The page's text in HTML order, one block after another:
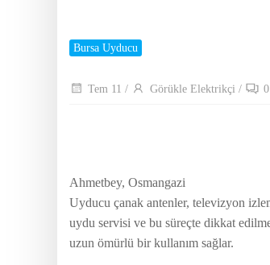
Bursa Uyducu
Tem 11 / Görükle Elektrikçi / 0
Ahmetbey, Osmangazi
Uyducu çanak antenler, televizyon
uydu servisi ve bu süreçte dikkat
uzun ömürlü bir kullanım sağlar.